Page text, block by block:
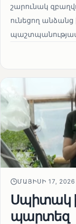
շարունակ
ունեցող անձանց
ՄԱՅԻՍԻ 17, 2026
Սպիտակ
պարտեզ